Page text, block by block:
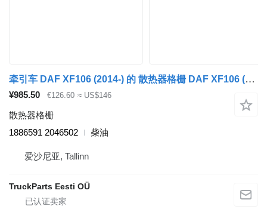
牵引车 DAF XF106 (2014-) 的 散热器格栅 DAF XF106 (01.14-) 1886591 2046502
¥985.50 €126.60 ≈ US$146
散热器格栅
1886591 2046502
柴油
爱沙尼亚, Tallinn
TruckParts Eesti OÜ